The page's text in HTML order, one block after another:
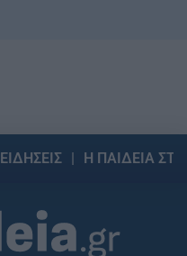
ΕΙΔΗΣΕΙΣ Η ΠΑΙΔΕΙΑ